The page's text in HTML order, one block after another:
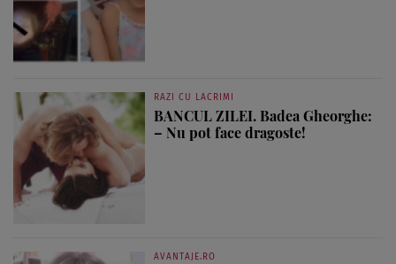
RAZI CU LACRIMI
BANCUL ZILEI. Badea Gheorghe:
– Nu pot face dragoste!
AVANTAJE.RO